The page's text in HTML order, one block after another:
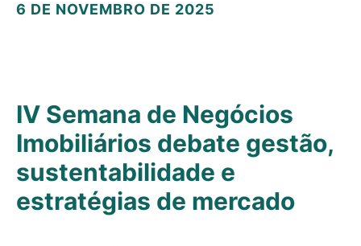
6 DE NOVEMBRO DE 2025
IV Semana de Negócios
Imobiliários debate gestão,
sustentabilidade e
estratégias de mercado